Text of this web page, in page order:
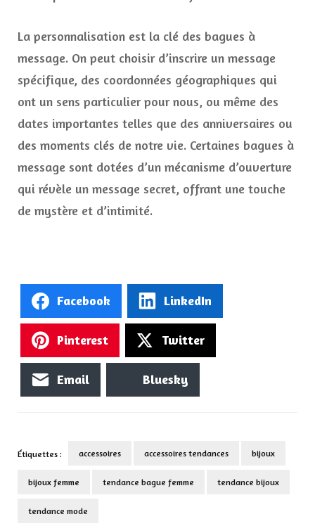
La personnalisation est la clé des bagues à
message. On peut choisir d’inscrire un message
spécifique, des coordonnées géographiques qui
ont un sens particulier pour nous, ou même des
dates importantes telles que des anniversaires ou
des moments clés de notre vie. Certaines bagues à
message sont dotées d’un mécanisme d’ouverture
qui révèle un message secret, offrant une touche
de mystère et d’intimité.
Facebook LinkedIn
Pinterest Twitter
Email Bluesky
Étiquettes : accessoires accessoires tendances bijoux
bijoux femme tendance bague femme tendance bijoux
tendance mode